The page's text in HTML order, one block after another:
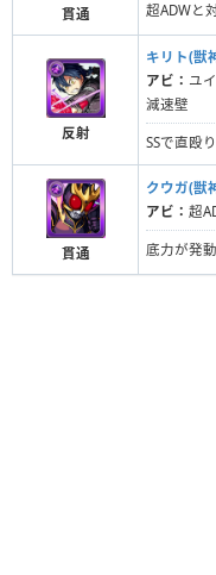
貫通 超ADWと
反射
キリト(獣
アビ： ユ
減速壁
SSで直殴
貫通
クウガ(獣
アビ： 超
底力が発